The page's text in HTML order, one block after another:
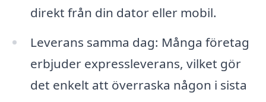
direkt från din dator eller mobil.
Leverans samma dag: Många företag
erbjuder expressleverans, vilket gör
det enkelt att överraska någon i sista